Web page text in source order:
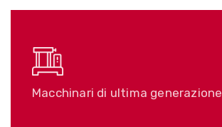
Macchinari di ultima generazione